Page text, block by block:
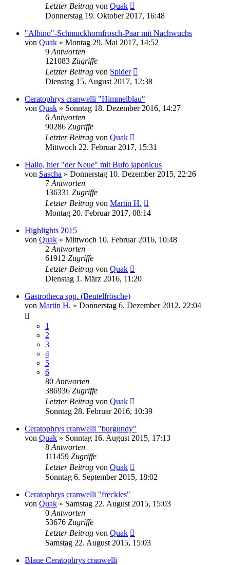
Letzter Beitrag von Quak
Donnerstag 19. Oktober 2017, 16:48
"Albino"-Schmuckhornfrosch-Paar mit Nachwuchs
von Quak » Montag 29. Mai 2017, 14:52
9 Antworten
121083 Zugriffe
Letzter Beitrag von Spider
Dienstag 15. August 2017, 12:38
Ceratophrys cranwelli "Himmelblau"
von Quak » Sonntag 18. Dezember 2016, 14:27
6 Antworten
90286 Zugriffe
Letzter Beitrag von Quak
Mittwoch 22. Februar 2017, 15:31
Hallo, hier "der Neue" mit Bufo japonicus
von Sascha » Donnerstag 10. Dezember 2015, 22:26
7 Antworten
136331 Zugriffe
Letzter Beitrag von Martin H.
Montag 20. Februar 2017, 08:14
Highlights 2015
von Quak » Mittwoch 10. Februar 2016, 10:48
2 Antworten
61912 Zugriffe
Letzter Beitrag von Quak
Dienstag 1. März 2016, 11:20
Gastrotheca spp. (Beutelfrösche)
von Martin H. » Donnerstag 6. Dezember 2012, 22:04
1
2
3
4
5
6
80 Antworten
386936 Zugriffe
Letzter Beitrag von Quak
Sonntag 28. Februar 2016, 10:39
Ceratophrys cranwelli "burgundy"
von Quak » Sonntag 16. August 2015, 17:13
8 Antworten
111459 Zugriffe
Letzter Beitrag von Quak
Sonntag 6. September 2015, 18:02
Ceratophrys cranwelli "freckles"
von Quak » Samstag 22. August 2015, 15:03
0 Antworten
53676 Zugriffe
Letzter Beitrag von Quak
Samstag 22. August 2015, 15:03
Blaue Ceratophrys cranwelli